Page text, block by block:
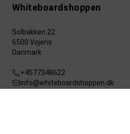
Whiteboardshoppen
Solbakken 22
6500 Vojens
Danmark
+4577348622
info@whiteboardshoppen.dk